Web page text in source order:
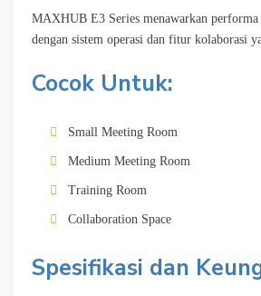
MAXHUB E3 Series menawarkan
dengan sistem operasi dan fitur kolaborasi
Cocok Untuk:
Small Meeting Room
Medium Meeting Room
Training Room
Collaboration Space
Spesifikasi dan